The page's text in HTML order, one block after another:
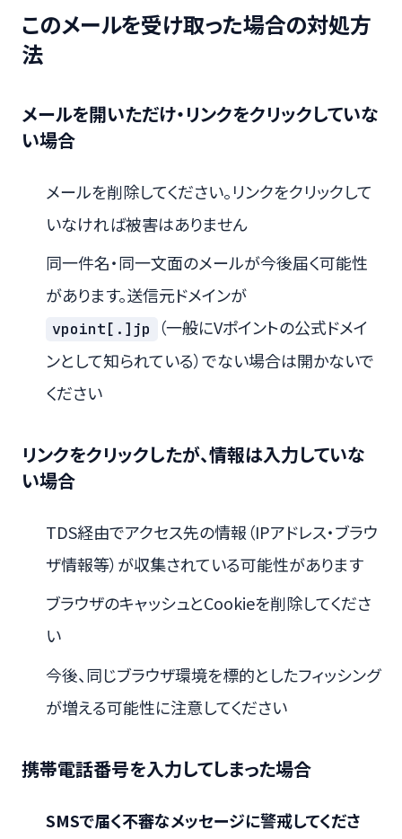
このメールを受け取った場合の対処方
法
メールを開いただけ・リンクをクリックしていな
い場合
メールを削除してください。リンクをクリックして
いなければ被害はありません
同一件名・同一文面のメールが今後届く可能性
があります。送信元ドメインが
vpoint[.]jp
（一般にVポイントの公式ドメイ
ンとして知られている）でない場合は開かないで
ください
リンクをクリックしたが、情報は入力していな
い場合
TDS経由でアクセス先の情報（IPアドレス・ブラウ
ザ情報等）が収集されている可能性があります
ブラウザのキャッシュとCookieを削除してくださ
い
今後、同じブラウザ環境を標的としたフィッシング
が増える可能性に注意してください
携帯電話番号を入力してしまった場合
SMSで届く不審なメッセージに警戒してくださ